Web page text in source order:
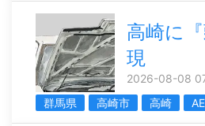
高崎に
現
2026-08-08
群馬県
高崎市 高崎